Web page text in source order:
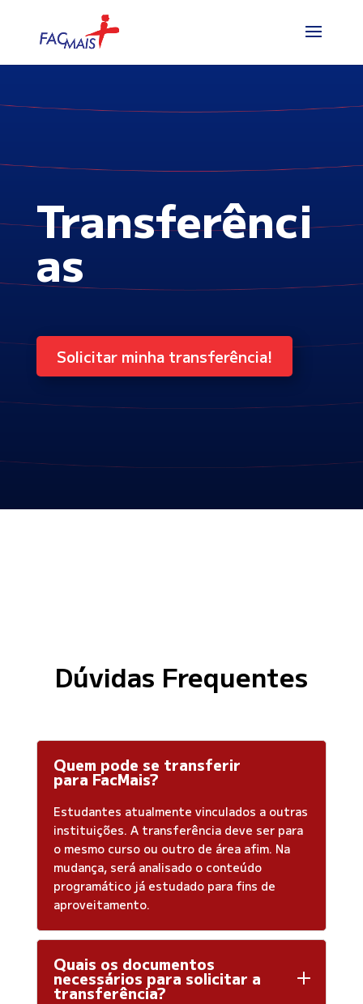
Transferênci
as
Solicitar minha transferência!
Dúvidas Frequentes
Quem pode se transferir
para FacMais?
Estudantes atualmente vinculados a outras
instituições. A transferência deve ser para
o mesmo curso ou outro de área afim. Na
mudança, será analisado o conteúdo
programático já estudado para fins de
aproveitamento.
Quais os documentos
necessários para solicitar a
transferência?